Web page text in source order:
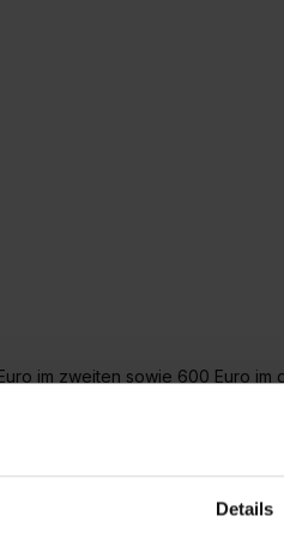
Details
im zweiten sowie 600 Euro im